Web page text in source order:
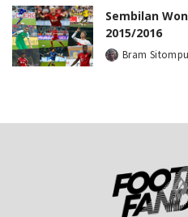
Sembilan
2015/2016
Posted
Bram